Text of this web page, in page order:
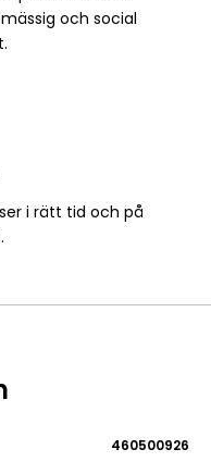
och social
i rätt tid och på
460500926